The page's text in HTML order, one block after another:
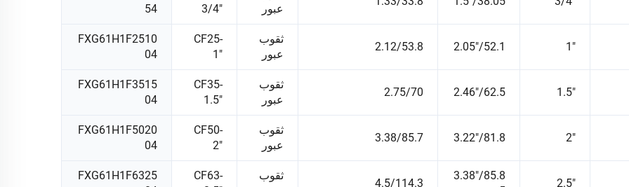
54
3/4"
عبور
FXG61H1F2510
04
CF25-
1"
ثقوب
عبور
2.12/53.8 2.05"/52.1 1"
FXG61H1F3515
04
CF35-
1.5"
ثقوب
عبور
2.75/70 2.46"/62.5 1.5"
FXG61H1F5020
04
CF50-
2"
ثقوب
عبور
3.38/85.7 3.22"/81.8 2"
FXG61H1F6325
CF63-
ثقوب
4.5/114.3
3.38"/85.8
2.5"